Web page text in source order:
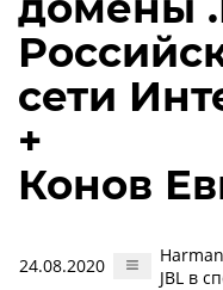
сети
+
Конов
24.08.2020
JBL в